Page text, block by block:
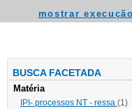
mostrar
BUSCA FACETADA
Matéria
IPI- processos NT - ressa (1)